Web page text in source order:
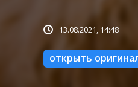
13.08.2021, 14:48
открыть